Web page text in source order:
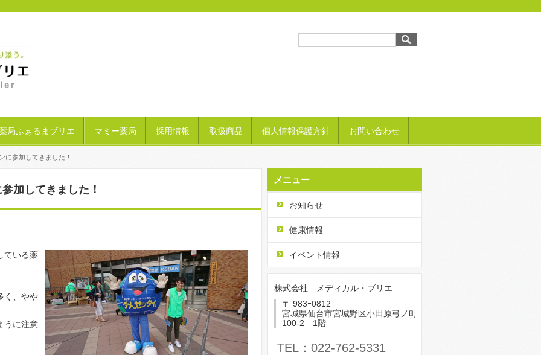
局ふぁるまブリエ マミー薬局 採用情報 取扱商品 個人情報保護方針 お問い合わせ
参加してきました！
加してきました！
ている薬
く、やや
うに注意
メニュー
お知らせ
健康情報
イベント情報
株式会社 メディカル・ブリエ
〒 983ｰ0812
宮城県仙台市宮城野区小田原弓ノ町
100-2 1階
TEL：022-762-5331